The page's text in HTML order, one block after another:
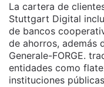
La cartera de
Stuttgart Digital
de bancos
de ahorros, además
Generale-FORGE.
entidades como
instituciones